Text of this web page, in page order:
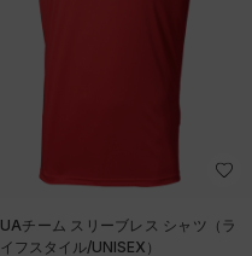
UAチーム スリーブレス シャツ（ラ
イフスタイル/UNISEX）